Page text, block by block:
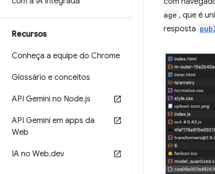
Recursos
Conheça a equipe do Chrome
Glossário e conceitos
API Gemini no Node.js
API Gemini em apps da
Web
IA no Web.dev
age , que é
resposta